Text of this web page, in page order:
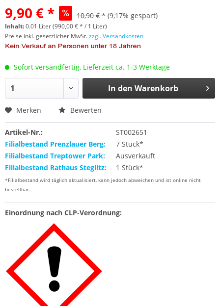
9,90 € * 10,90 € * (9,17% gespart)
Inhalt:0.01 Liter (990,00 € * / 1 Liter)
Preise inkl. gesetzlicher MwSt.zzgl. Versandkosten
Sofort versandfertig, Lieferzeit ca. 1-3 Werktage
In den Warenkorb
Merken Bewerten
Artikel-Nr.:
ST002651
Filialbestand Prenzlauer Berg:
7 Stück*
Filialbestand Treptower Park:
Ausverkauft
Filialbestand Rathaus Steglitz:
1 Stück*
*Filialbestand wird täglich aktualisiert, kann jedoch abweichen und ist online nicht
bestellbar.
Einordnung nach CLP-Verordnung: